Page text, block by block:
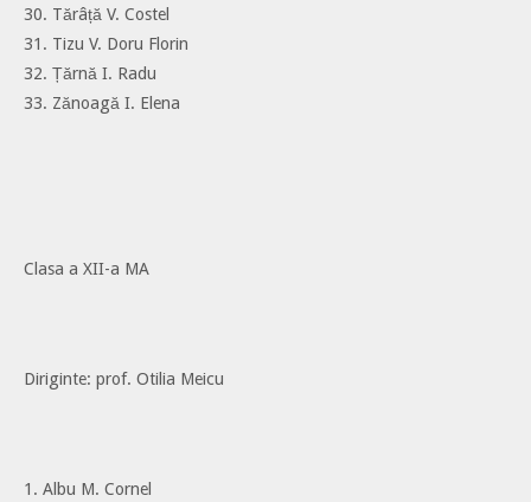
30. Tărâță V. Costel
31. Tizu V. Doru Florin
32. Țărnă I. Radu
33. Zănoagă I. Elena
Clasa a XII-a MA
Diriginte: prof. Otilia Meicu
1. Albu M. Cornel